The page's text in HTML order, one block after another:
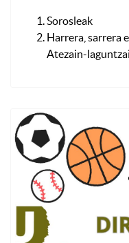
Sorosleak
Harrera, sarrera
Atezain-